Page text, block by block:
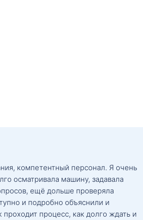
компетентный персонал. Я очень
осматривала машину, задавала
ещё дольше проверяла
и подробно объяснили и
проходит процесс, как долго ждать и